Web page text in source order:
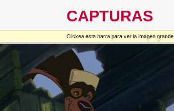
CAPTURAS
Clickea esta barra para ver la imagen grande.